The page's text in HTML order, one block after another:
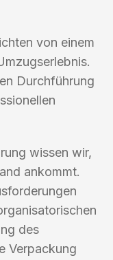
von einem
Durchführung
wissen wir,
ankommt.
des
Verpackung